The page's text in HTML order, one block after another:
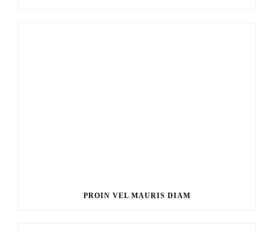
PROIN VEL MAURIS DIAM